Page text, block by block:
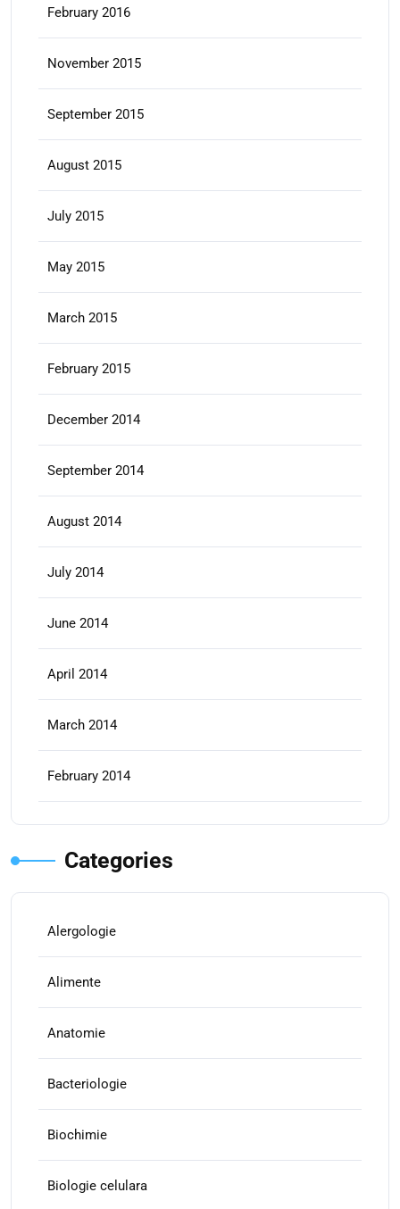
February 2016
November 2015
September 2015
August 2015
July 2015
May 2015
March 2015
February 2015
December 2014
September 2014
August 2014
July 2014
June 2014
April 2014
March 2014
February 2014
Categories
Alergologie
Alimente
Anatomie
Bacteriologie
Biochimie
Biologie celulara